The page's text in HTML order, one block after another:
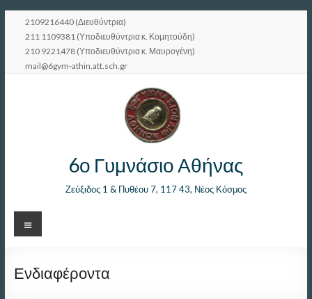
Μετάβαση
περιεχόμενο
2109216440 (Διευθύντρια)
211 1109381 (Υποδιευθύντρια κ. Κομητούδη)
210 9221478 (Υποδιευθύντρια κ. Μαυρογένη)
mail@6gym-athin.att.sch.gr
6ο Γυμνάσιο Αθήνας
Ζεύξιδος 1 & Πυθέου 7, 117 43, Νέος Κόσμος
Μενού
Ενδιαφέροντα